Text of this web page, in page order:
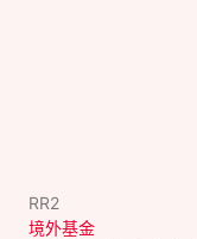
RR2
境外基金